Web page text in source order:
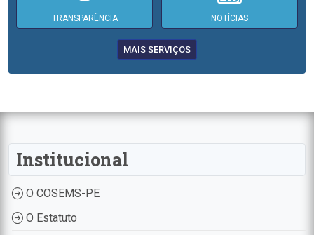
TRANSPARÊNCIA NOTÍCIAS
MAIS SERVIÇOS
Institucional
O COSEMS-PE
O Estatuto